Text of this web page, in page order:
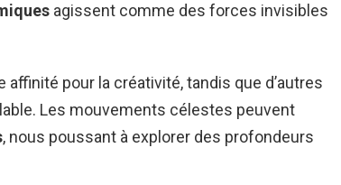
agissent comme des forces invisibles
pour la créativité, tandis que d’autres
Les mouvements célestes peuvent
, nous poussant à explorer des profondeurs